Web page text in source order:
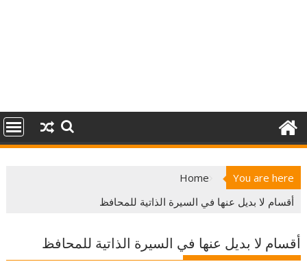
You are here
Home
أقسام لا بديل عنها في السيرة الذاتية للمحافظ
أقسام لا بديل عنها في السيرة الذاتية للمحافظ